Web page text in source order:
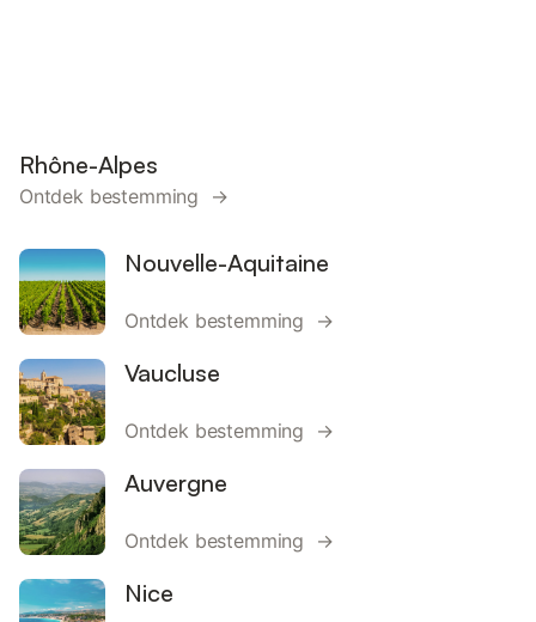
Rhône-Alpes
Ontdek bestemming →
Nouvelle-Aquitaine
Ontdek bestemming →
Vaucluse
Ontdek bestemming →
Auvergne
Ontdek bestemming →
Nice